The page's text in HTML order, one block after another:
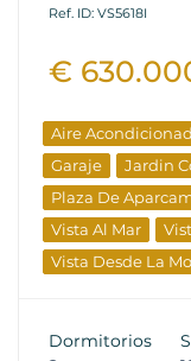
Ref. ID: VS5618I
€
Aire
Garaje
Jardin
Plaza De
Vista Al Mar
Vista Desde La
Dormitorios